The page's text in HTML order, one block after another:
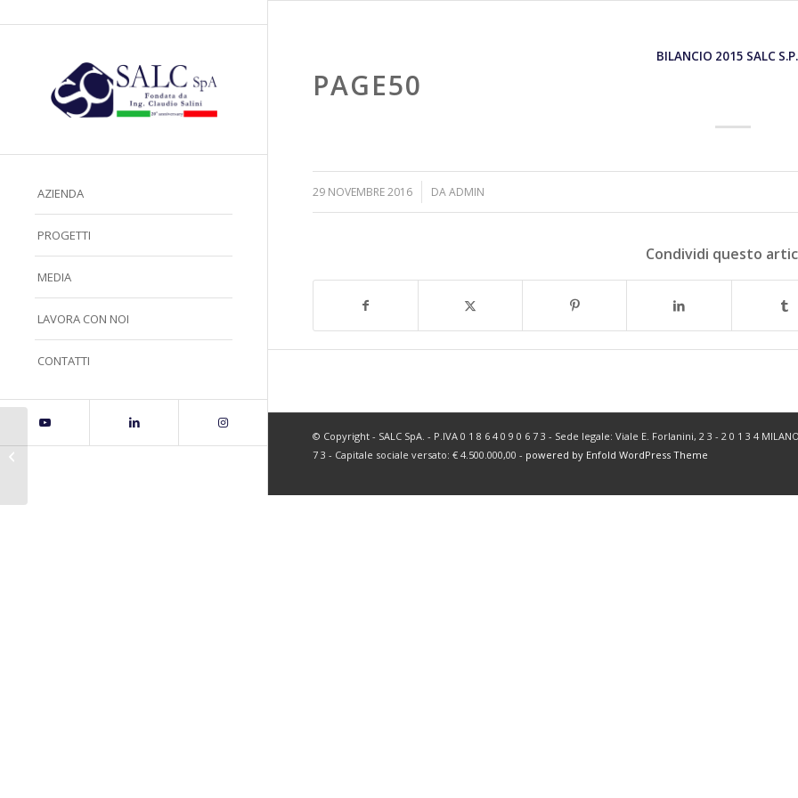
AZIENDA
PROGETTI
MEDIA
LAVORA CON NOI
CONTATTI
BILANCIO 2015 SALC
PAGE50
29 NOVEMBRE 2016
/ DAADMIN
Condividi questo
© Copyright - SALC SpA. - P.IVA 0 1 8 6 4 0 9 0 6 7 3 - Sede legale: Viale E. Forlanini, 2 3 - 2 0 1 3 4
7 3 - Capitale sociale versato: € 4.500.000,00 - powered by Enfold WordPress Theme